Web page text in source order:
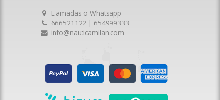
Llamadas o Whatsapp
666521122 | 654999333
info@nauticamilan.com